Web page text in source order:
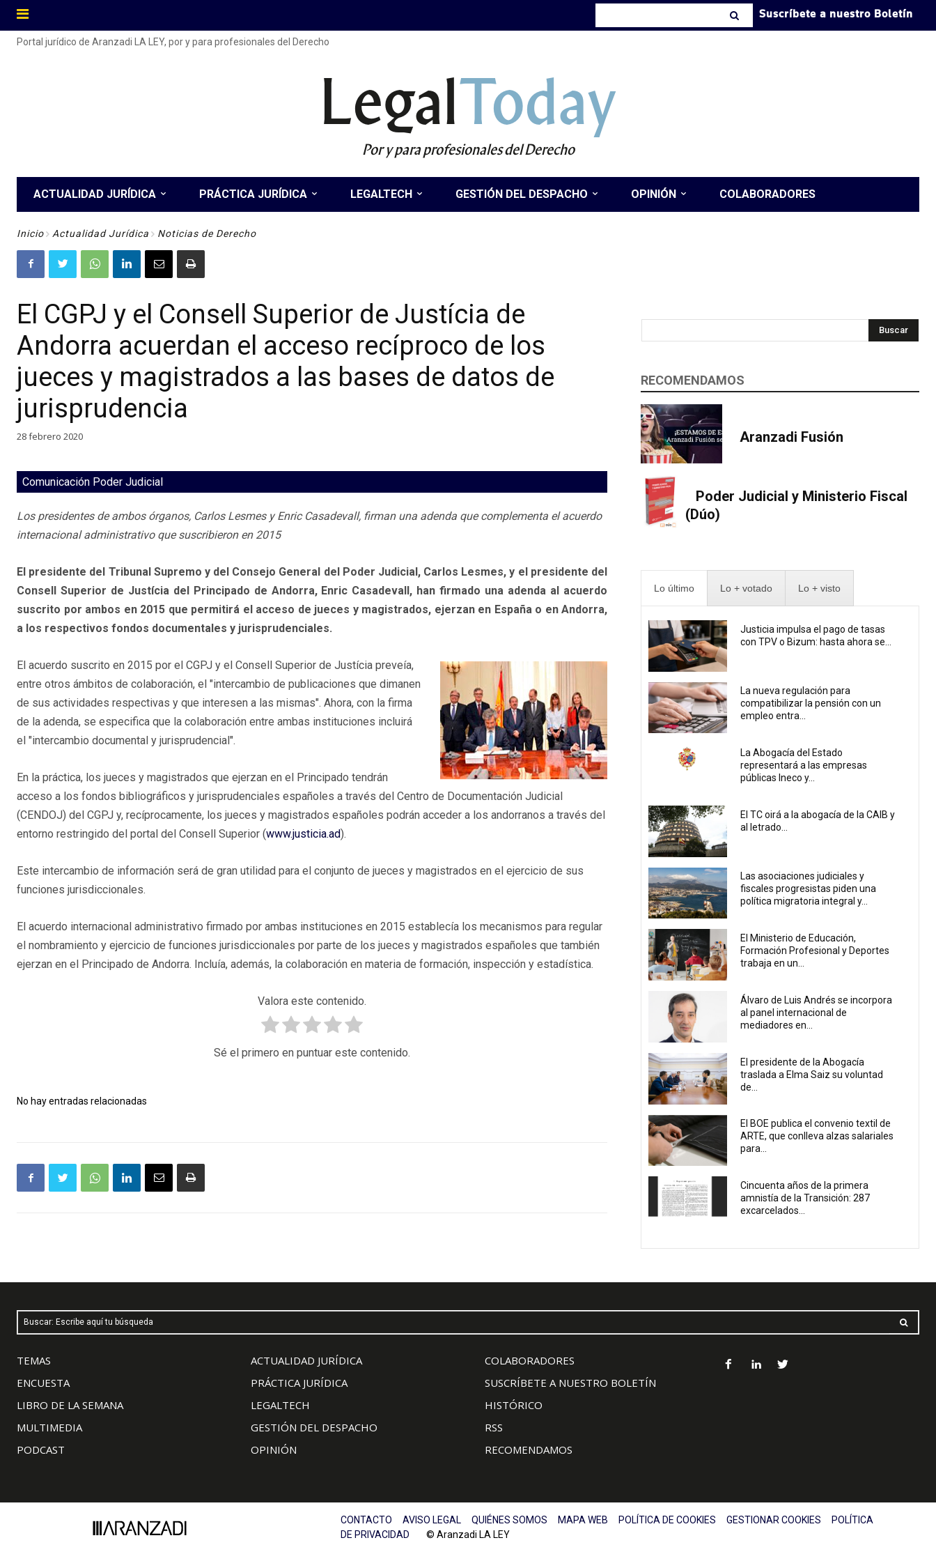
Suscríbete a nuestro Boletín
Portal jurídico de Aranzadi LA LEY, por y para profesionales del Derecho
LegalToday
Por y para profesionales del Derecho
ACTUALIDAD JURÍDICA PRÁCTICA JURÍDICA LEGALTECH GESTIÓN DEL DESPACHO OPINIÓN COLABORADORES
Inicio Actualidad Jurídica Noticias de Derecho
El CGPJ y el Consell Superior de Justícia de
Andorra acuerdan el acceso recíproco de los
jueces y magistrados a las bases de datos de
jurisprudencia
28 febrero 2020
Comunicación Poder Judicial
Los presidentes de ambos órganos, Carlos Lesmes y Enric Casadevall, firman una adenda que complementa el acuerdo
internacional administrativo que suscribieron en 2015
El presidente del Tribunal Supremo y del Consejo General del Poder Judicial, Carlos Lesmes, y el presidente del
Consell Superior de Justícia del Principado de Andorra, Enric Casadevall, han firmado una adenda al acuerdo
suscrito por ambos en 2015 que permitirá el acceso de jueces y magistrados, ejerzan en España o en Andorra,
a los respectivos fondos documentales y jurisprudenciales.
El acuerdo suscrito en 2015 por el CGPJ y el Consell Superior de Justícia preveía,
entre otros ámbitos de colaboración, el "intercambio de publicaciones que dimanen
de sus actividades respectivas y que interesen a las mismas". Ahora, con la firma
de la adenda, se especifica que la colaboración entre ambas instituciones incluirá
el "intercambio documental y jurisprudencial".
En la práctica, los jueces y magistrados que ejerzan en el Principado tendrán
acceso a los fondos bibliográficos y jurisprudenciales españoles a través del Centro de Documentación Judicial
(CENDOJ) del CGPJ y, recíprocamente, los jueces y magistrados españoles podrán acceder a los andorranos a través del
entorno restringido del portal del Consell Superior (www.justicia.ad).
Este intercambio de información será de gran utilidad para el conjunto de jueces y magistrados en el ejercicio de sus
funciones jurisdiccionales.
El acuerdo internacional administrativo firmado por ambas instituciones en 2015 establecía los mecanismos para regular
el nombramiento y ejercicio de funciones jurisdiccionales por parte de los jueces y magistrados españoles que también
ejerzan en el Principado de Andorra. Incluía, además, la colaboración en materia de formación, inspección y estadística.
Valora este contenido.
Sé el primero en puntuar este contenido.
No hay entradas relacionadas
Buscar
RECOMENDAMOS
Aranzadi Fusión
Poder Judicial y Ministerio Fiscal
(Dúo)
Lo último Lo + votado Lo + visto
Justicia impulsa el pago de tasas
con TPV o Bizum: hasta ahora se...
La nueva regulación para
compatibilizar la pensión con un
empleo entra...
La Abogacía del Estado
representará a las empresas
públicas Ineco y...
El TC oirá a la abogacía de la CAIB y
al letrado...
Las asociaciones judiciales y
fiscales progresistas piden una
política migratoria integral y...
El Ministerio de Educación,
Formación Profesional y Deportes
trabaja en un...
Álvaro de Luis Andrés se incorpora
al panel internacional de
mediadores en...
El presidente de la Abogacía
traslada a Elma Saiz su voluntad
de...
El BOE publica el convenio textil de
ARTE, que conlleva alzas salariales
para...
Cincuenta años de la primera
amnistía de la Transición: 287
excarcelados...
Buscar: Escribe aquí tu búsqueda
TEMAS
ENCUESTA
LIBRO DE LA SEMANA
MULTIMEDIA
PODCAST
ACTUALIDAD JURÍDICA
PRÁCTICA JURÍDICA
LEGALTECH
GESTIÓN DEL DESPACHO
OPINIÓN
COLABORADORES
SUSCRÍBETE A NUESTRO BOLETÍN
HISTÓRICO
RSS
RECOMENDAMOS
CONTACTO AVISO LEGAL QUIÉNES SOMOS MAPA WEB POLÍTICA DE COOKIES GESTIONAR COOKIES
POLÍTICA
DE PRIVACIDAD © Aranzadi LA LEY